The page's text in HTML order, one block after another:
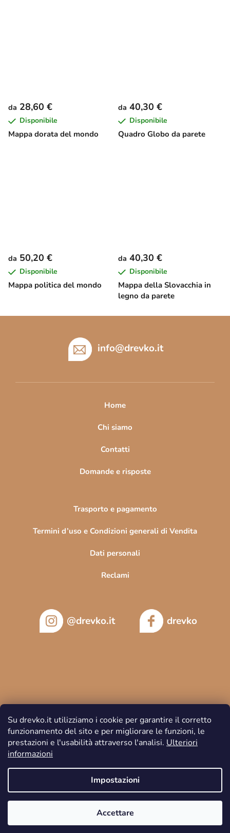
Su drevko.it utilizziamo i cookie per garantire il corretto
funzionamento del sito e per migliorare le funzioni, le
prestazioni e l'usabilità attraverso l'analisi. Ulteriori
informazioni
Impostazioni
Accettare
Mappa dorata del mondo
da 28,60 €
Disponibile
Quadro Globo da parete
da 40,30 €
Disponibile
Mappa politica del mondo
da 50,20 €
Disponibile
Mappa della Slovacchia in
legno da parete
da 40,30 €
Disponibile
info@drevko.it
Home
Chi siamo
Contatti
Domande e risposte
Trasporto e pagamento
Termini d’uso e Condizioni generali di Vendita
Dati personali
Reclami
@drevko.it drevko
Creato da Shoptet